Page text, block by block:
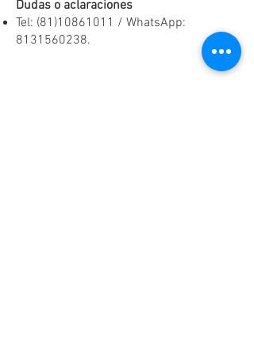
Dudas o aclaraciones
Tel: (81)10861011 / WhatsApp:
8131560238.